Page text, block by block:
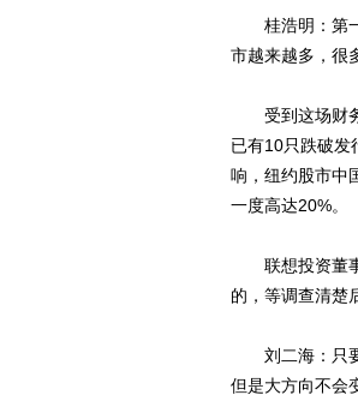
桂浩明：第一
市越来越多，很
受到这场财务
已有10只跌破发
响，纽约股市中
一度高达20%。
联想投资董事
的，等调查清楚
刘二海：只要
但是大方向不会